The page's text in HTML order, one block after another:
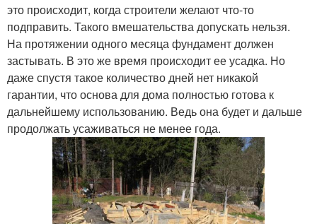
это происходит, когда строители желают что-то
подправить. Такого вмешательства допускать нельзя.
На протяжении одного месяца фундамент должен
застывать. В это же время происходит ее усадка. Но
даже спустя такое количество дней нет никакой
гарантии, что основа для дома полностью готова к
дальнейшему использованию. Ведь она будет и дальше
продолжать усаживаться не менее года.